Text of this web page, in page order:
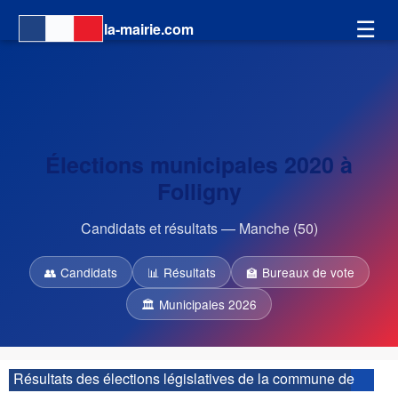
la-mairie.com ☰
Élections municipales 2020 à
Folligny
Candidats et résultats — Manche (50)
👥 Candidats 📊 Résultats
🏫 Bureaux de vote
🏛 Municipales 2026
Résultats des élections législatives de la commune de
Folligny :| 2ème circonscription